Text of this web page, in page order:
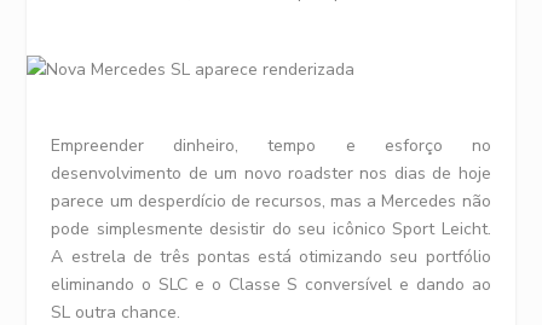
Empreender dinheiro, tempo e esforço no
desenvolvimento de um novo roadster nos dias de hoje
parece um desperdício de recursos, mas a Mercedes não
pode simplesmente desistir do seu icônico Sport Leicht.
A estrela de três pontas está otimizando seu portfólio
eliminando o SLC e o Classe S conversível e dando ao
SL outra chance.